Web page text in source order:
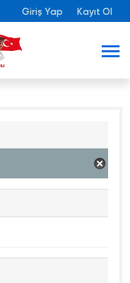
Giriş Yap Kayıt Ol